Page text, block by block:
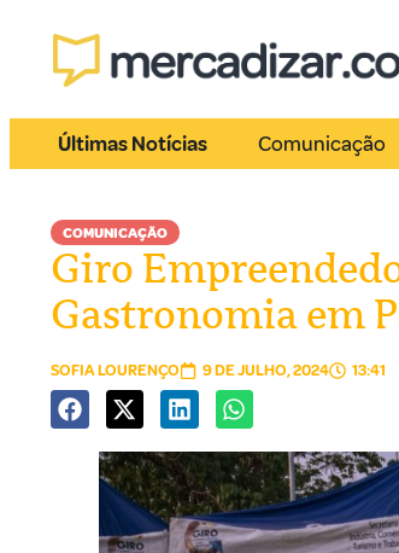
Últimas Notícias Comunicação
COMUNICAÇÃO
Giro
Gastronomia em
SOFIA LOURENÇO 9 DE JULHO, 2024 13:41